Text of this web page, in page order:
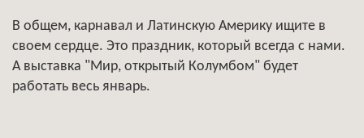
В общем, карнавал и Латинскую Америку ищите в
своем сердце. Это праздник, который всегда с нами.
А выставка "Мир, открытый Колумбом" будет
работать весь январь.